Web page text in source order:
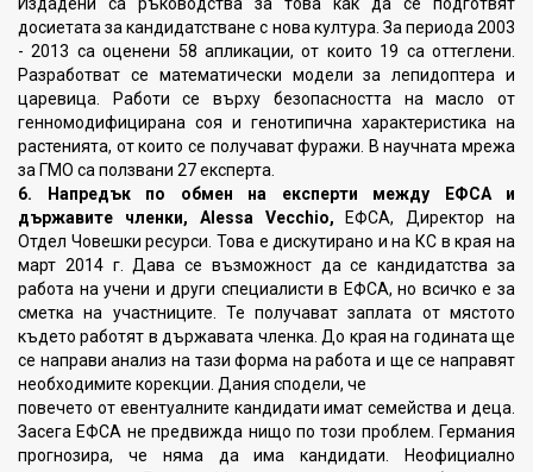
досиетата за кандидатстване с нова култура. За периода 2003
- 2013 са оценени 58 апликации, от които 19 са оттеглени.
Разработват се математически модели за лепидоптера и
царевица. Работи се върху безопасността на масло от
генномодифицирана соя и генотипична характеристика на
растенията, от които се получават фуражи. В научната мрежа
за ГМО са ползвани 27 експерта.
6. Напредък по обмен на експерти между ЕФСА и
държавите членки, Alessa Vecchio, ЕФСА, Директор на
Отдел Човешки ресурси. Това е дискутирано и на КС в края на
март 2014 г. Дава се възможност да се кандидатства за
работа на учени и други специалисти в ЕФСА, но всичко е за
сметка на участниците. Те получават заплата от мястото
където работят в държавата членка. До края на годината ще
се направи анализ на тази форма на работа и ще се направят
необходимите корекции. Дания сподели, че
повечето от евентуалните кандидати имат семейства и деца.
Засега ЕФСА не предвижда нищо по този проблем. Германия
прогнозира, че няма да има кандидати. Неофициално